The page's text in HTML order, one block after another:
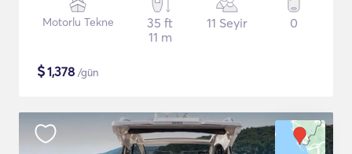
Motorlu Tekne
35 ft
11 m
11 Seyir 0
$1,378 /gün